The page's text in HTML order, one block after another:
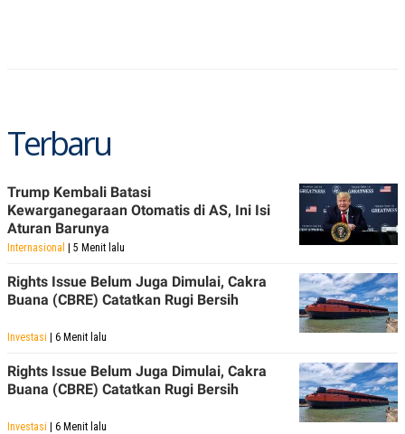
PEDOMAN
PRIVACY
POLICY
Terbaru
Trump Kembali Batasi
Kewarganegaraan Otomatis di AS, Ini Isi
Aturan Barunya
Internasional | 5 Menit lalu
Rights Issue Belum Juga Dimulai, Cakra
Buana (CBRE) Catatkan Rugi Bersih
Investasi | 6 Menit lalu
Rights Issue Belum Juga Dimulai, Cakra
Buana (CBRE) Catatkan Rugi Bersih
Investasi | 6 Menit lalu